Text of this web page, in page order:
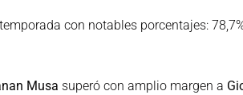
con notables porcentajes:
Musa superó con amplio margen a